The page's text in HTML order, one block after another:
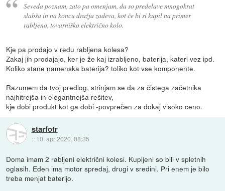
Seveda poznam, zato pa omenjam, da so predelave mnogokrat
slabša in na koncu dražja zadeva, kot če bi si kupil na primer
rabljeno, tovarniško električno kolo.
Kje pa prodajo v redu rabljena kolesa?
Zakaj jih prodajajo, ker je že kaj izrabljeno, baterija, kateri vez ipd.
Koliko stane namenska baterija? toliko kot vse komponente.
Razumem da tvoj predlog, strinjam se da za čistega začetnika
najhitrejša in elegantnejša rešitev,
kje dobi produkt kot ga dobi -povprečen za dokaj visoko ceno.
starfotr
:: 10. apr 2020, 08:35
Doma imam 2 rabljeni električni kolesi. Kupljeni so bili v spletnih
oglasih. Eden ima motor spredaj, drugi v sredini. Pri enem je bilo
treba menjat baterijo.